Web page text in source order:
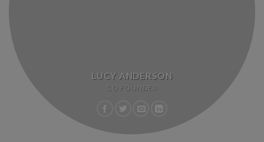
LUCY ANDERSON
CO FOUNDER